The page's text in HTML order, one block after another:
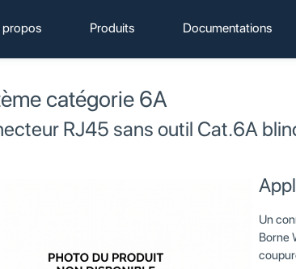
propos Produits Documentations
catégorie 6A
RJ45 sans outil Cat.6A
Un
Borne